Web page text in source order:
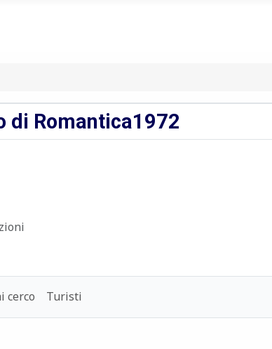
di Romantica1972
cerco Turisti